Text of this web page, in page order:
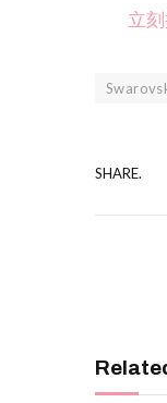
立
SHARE.